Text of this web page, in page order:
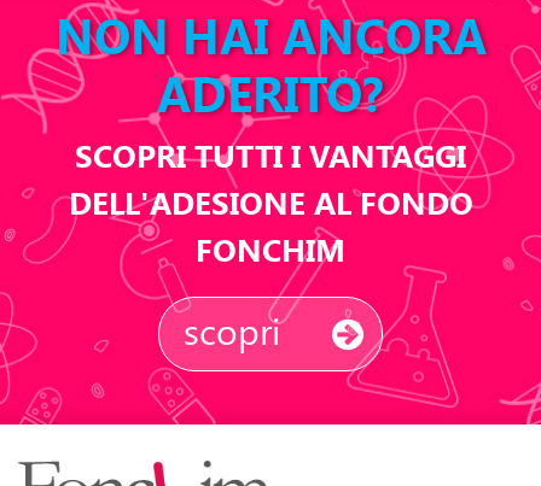
NON HAI ANCORA
ADERITO?
SCOPRI TUTTI I VANTAGGI
DELL'ADESIONE AL FONDO
FONCHIM
scopri